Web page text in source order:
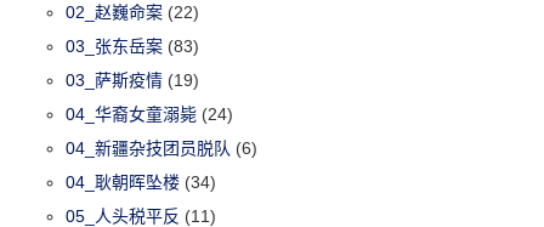
02_赵巍命案 (22)
03_张东岳案 (83)
03_萨斯疫情 (19)
04_华裔女童溺毙 (24)
04_新疆杂技团员脱队 (6)
04_耿朝晖坠楼 (34)
05_人头税平反 (11)